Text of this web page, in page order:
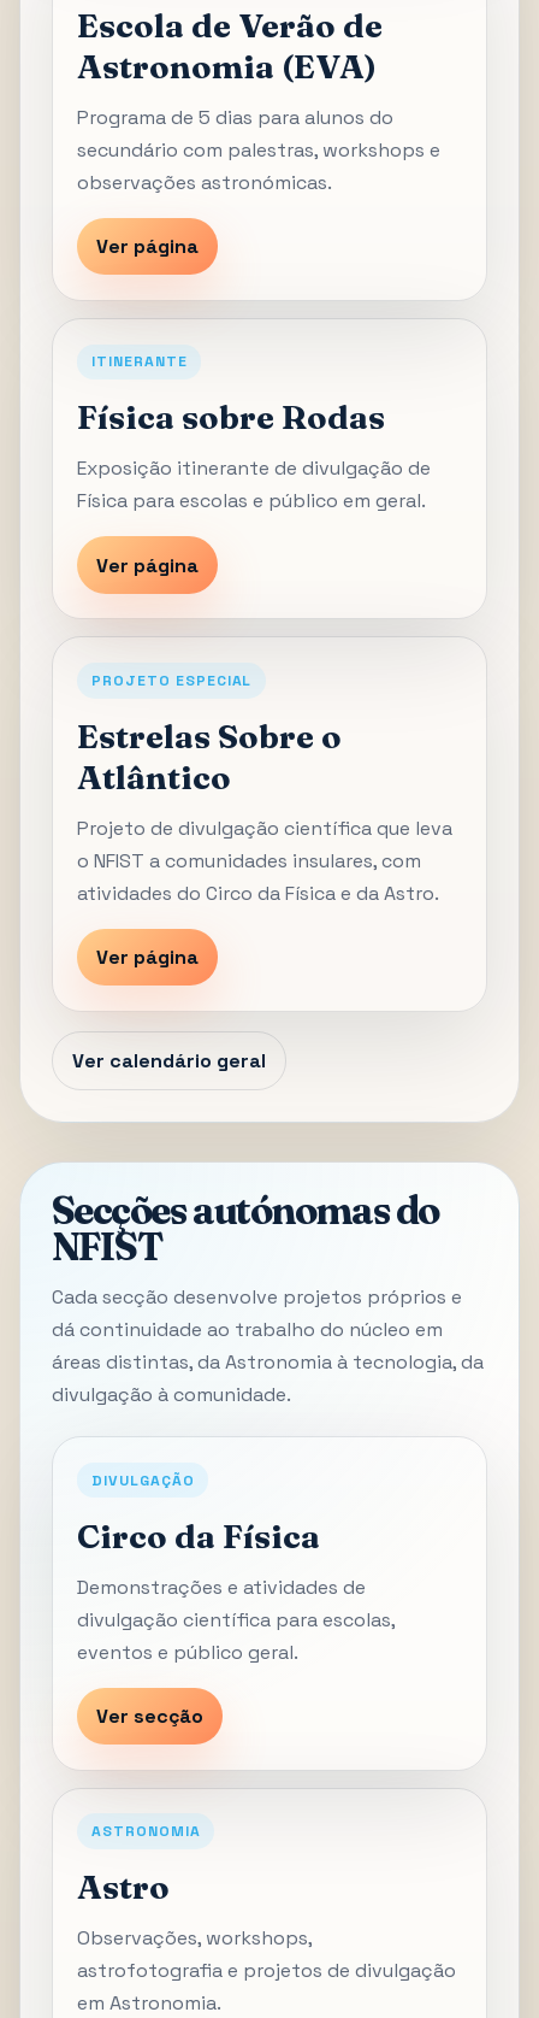
Escola de Verão de
Astronomia (EVA)
Programa de 5 dias para alunos do
secundário com palestras, workshops e
observações astronómicas.
Ver página
ITINERANTE
Física sobre Rodas
Exposição itinerante de divulgação de
Física para escolas e público em geral.
Ver página
PROJETO ESPECIAL
Estrelas Sobre o
Atlântico
Projeto de divulgação científica que leva
o NFIST a comunidades insulares, com
atividades do Circo da Física e da Astro.
Ver página
Ver calendário geral
Secções autónomas do
NFIST
Cada secção desenvolve projetos próprios e
dá continuidade ao trabalho do núcleo em
áreas distintas, da Astronomia à tecnologia, da
divulgação à comunidade.
DIVULGAÇÃO
Circo da Física
Demonstrações e atividades de
divulgação científica para escolas,
eventos e público geral.
Ver secção
ASTRONOMIA
Astro
Observações, workshops,
astrofotografia e projetos de divulgação
em Astronomia.